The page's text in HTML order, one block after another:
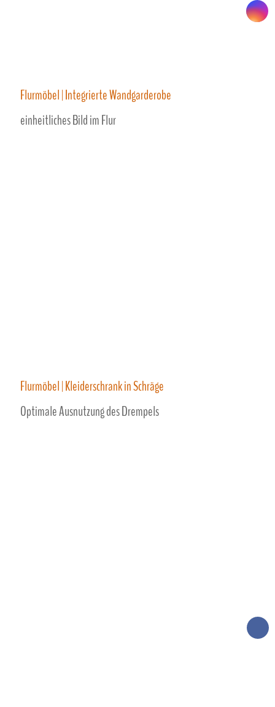
Flurmöbel | Integrierte Wandgarderobe
einheitliches Bild im Flur
Flurmöbel | Kleiderschrank in Schräge
Optimale Ausnutzung des Drempels